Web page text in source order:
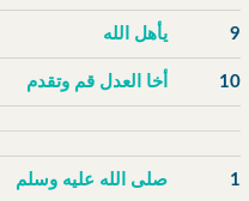
9 يأهل الله
10 أخا العدل قم وتقدم
1 صلى الله عليه وسلم